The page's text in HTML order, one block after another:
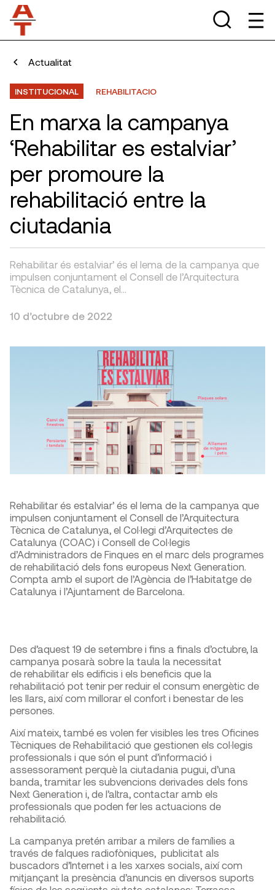
Actualitat
INSTITUCIONAL REHABILITACIO
En marxa la campanya
‘Rehabilitar es estalviar’
per promoure la
rehabilitació entre la
ciutadania
Rehabilitar és estalviar’ és el lema de la campanya que
impulsen conjuntament el Consell de l’Arquitectura
Tècnica de Catalunya, el…
10 d’octubre de 2022
Rehabilitar és estalviar’ és el lema de la campanya que
impulsen conjuntament el Consell de l’Arquitectura
Tècnica de Catalunya, el Col·legi d’Arquitectes de
Catalunya (COAC) i Consell de Col·legis
d’Administradors de Finques en el marc dels programes
de rehabilitació dels fons europeus Next Generation.
Compta amb el suport de l’Agència de l’Habitatge de
Catalunya i l’Ajuntament de Barcelona.
Des d’aquest 19 de setembre i fins a finals d’octubre, la
campanya posarà sobre la taula la necessitat
de rehabilitar els edificis i els beneficis que la
rehabilitació pot tenir per reduir el consum energètic de
les llars, així com millorar el confort i benestar de les
persones.
Així mateix, també es volen fer visibles les tres Oficines
Tècniques de Rehabilitació que gestionen els col·legis
professionals i que són el punt d’informació i
assessorament perquè la ciutadania pugui, d’una
banda, tramitar les subvencions derivades dels fons
Next Generation i, de l’altra, contactar amb els
professionals que poden fer les actuacions de
rehabilitació.
La campanya pretén arribar a milers de famílies a
través de falques radiofòniques, publicitat als
buscadors d’Internet i a les xarxes socials, així com
mitjançant la presència d’anuncis en diversos suports